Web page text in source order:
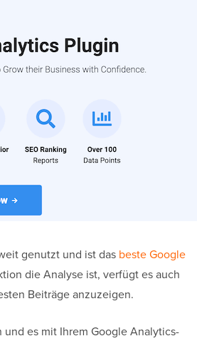
genutzt und ist das beste Google
die Analyse ist, verfügt es auch
Beiträge anzuzeigen.
es mit Ihrem Google Analytics-